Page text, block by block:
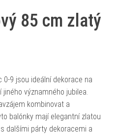
85 cm zlatý
0-9 jsou ideální dekorace na
významného jubilea.
kombinovat a
balónky mají elegantní zlatou
dalšími párty dekoracemi a